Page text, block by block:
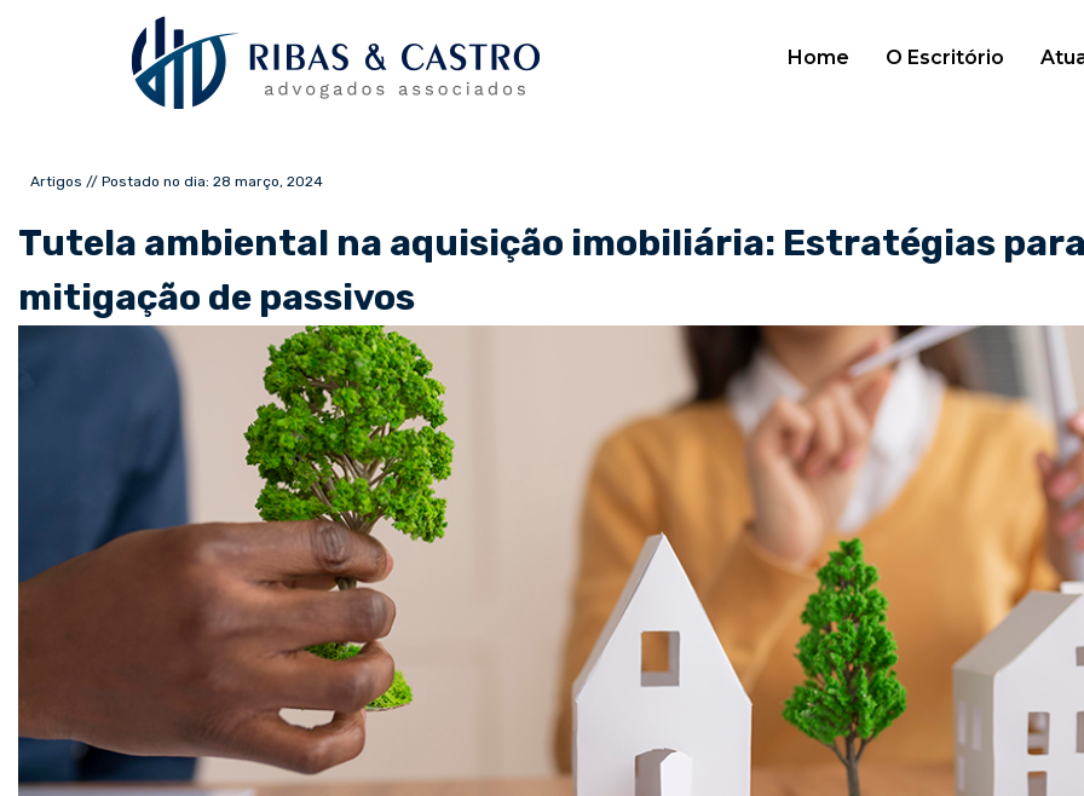
Home O Escritório
Artigos // Postado no dia: 28 março, 2024
Tutela ambiental na aquisição imobiliária: Estratégias
mitigação de passivos